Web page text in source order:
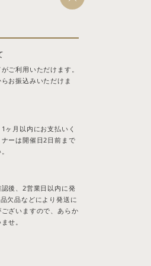
ご利用いただけます。
お振込みいただけま
ヶ月以内にお支払いく
ーは開催日2日前まで
後、2営業日以内に発
欠品などにより発送に
ざいますので、あらか
せ。